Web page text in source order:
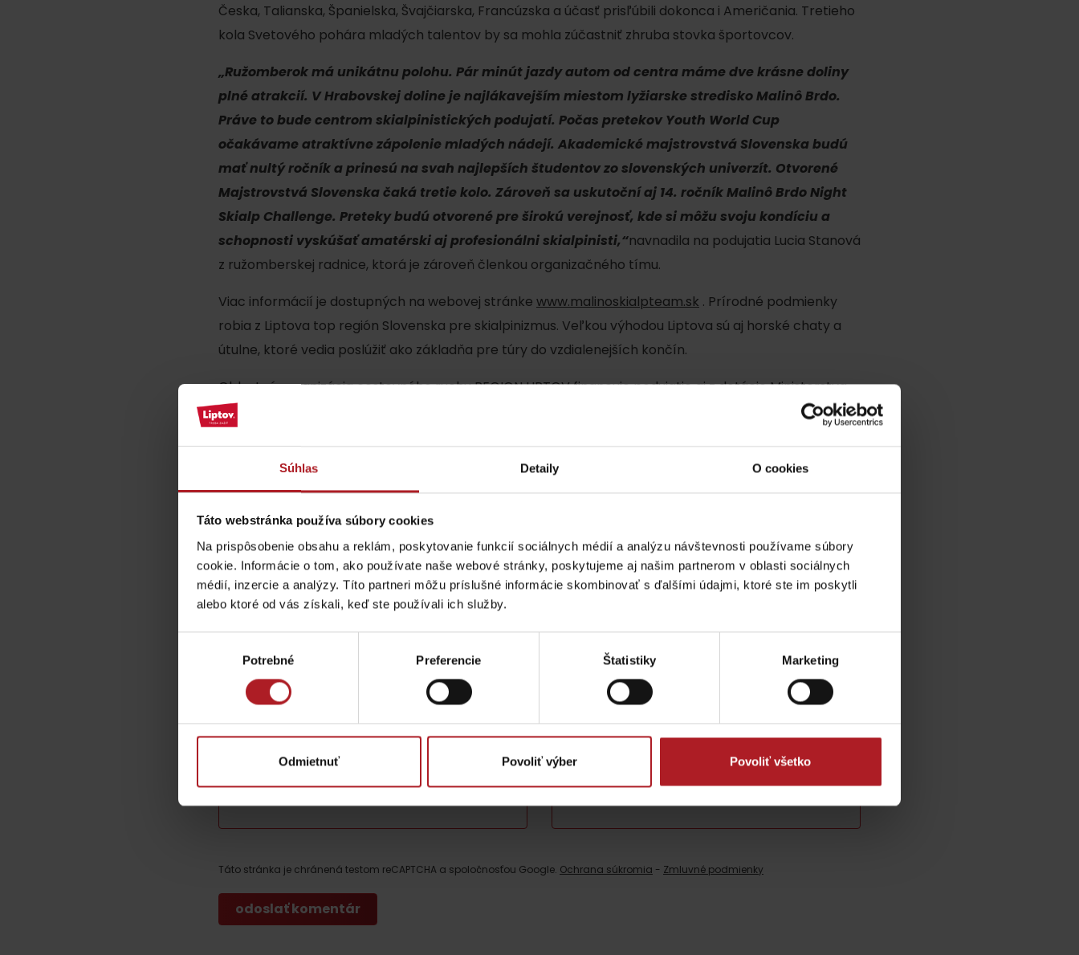
Súhlas Detaily O cookies
Táto webstránka používa súbory cookies
Na prispôsobenie obsahu a reklám, poskytovanie funkcií sociálnych médií a analýzu návštevnosti používame súbory
cookie. Informácie o tom, ako používate naše webové stránky, poskytujeme aj našim partnerom v oblasti sociálnych
médií, inzercie a analýzy. Títo partneri môžu príslušné informácie skombinovať s ďalšími údajmi, ktoré ste im poskytli
alebo ktoré od vás získali, keď ste používali ich služby.
Potrebné Preferencie Štatistiky Marketing
Odmietnuť Povoliť výber Povoliť všetko
VŠETKY ČLÁNKY
Počasie a kamery
Pravidlá pobytu na
horách
Poistenie záchrany
zadarmo s Generali
Požičovne
podľa veku detí podľa ročného obdobia
ZOZNAM ATRAKCII PRE DETI
ZOZNAM PRODUKTOV LIPTOVA
Chaty a útulne Liptovské tradície
Česka, Talianska, Španielska, Švajčiarska, Francúzska a účasť prisľúbili dokonca i Američania. Tretieho
kola Svetového pohára mladých talentov by sa mohla zúčastniť zhruba stovka športovcov.
„Ružomberok má unikátnu polohu. Pár minút jazdy autom od centra máme dve krásne doliny
plné atrakcií. V Hrabovskej doline je najlákavejším miestom lyžiarske stredisko Malinô Brdo.
Práve to bude centrom skialpinistických podujatí. Počas pretekov Youth World Cup
očakávame atraktívne zápolenie mladých nádejí. Akademické majstrovstvá Slovenska budú
mať nultý ročník a prinesú na svah najlepších študentov zo slovenských univerzít. Otvorené
Majstrovstvá Slovenska čaká tretie kolo. Zároveň sa uskutoční aj 14. ročník Malinô Brdo Night
Skialp Challenge. Preteky budú otvorené pre širokú verejnosť, kde si môžu svoju kondíciu a
schopnosti vyskúšať amatérski aj profesionálni skialpinisti,“navnadila na podujatia Lucia Stanová
z ružomberskej radnice, ktorá je zároveň členkou organizačného tímu.
Viac informácií je dostupných na webovej stránke www.malinoskialpteam.sk . Prírodné podmienky
robia z Liptova top región Slovenska pre skialpinizmus. Veľkou výhodou Liptova sú aj horské chaty a
útulne, ktoré vedia poslúžiť ako základňa pre túry do vzdialenejších končín.
Oblastná organizácia cestovného ruchu REGION LIPTOV financuje podujatie aj z dotácie Ministerstva
cestovného ruchu a športu SR vo výške 5 000,- eur.
Opíšte nám svoj zážitok
Vaša e-mailová adresa nebude zverejnená. Vyžadované polia sú označené
Komentár*
Meno* E-mail*
Táto stránka je chránená testom reCAPTCHA a spoločnosťou Google. Ochrana súkromia - Zmluvné podmienky